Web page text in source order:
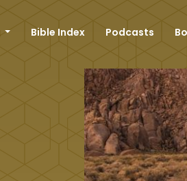
Bible Index Podcasts